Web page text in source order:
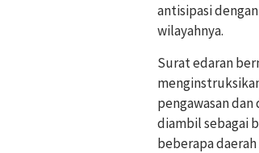
antisipasi
wilayahnya.
Surat edaran
pengawasan
diambil sebagai
beberapa